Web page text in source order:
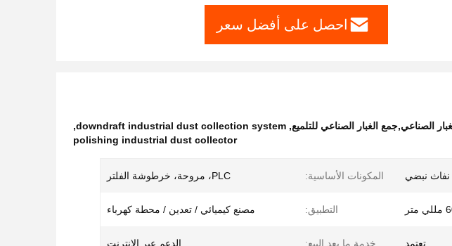
احصل على أفضل سعر
الصناعي,جمع الغبار الصناعي للتلميع,
downdraft industrial dust collection system
,
polishing industrial dust collector
نفاث نبضي المكونات الأساسية: PLC، مروحة، خرطوشة الفلتر
التطبيق: مصنع كيميائي / تعدين / محطة كهرباء
تعتمد خدمة ما بعد البيع: الدعم عبر الإنترنت